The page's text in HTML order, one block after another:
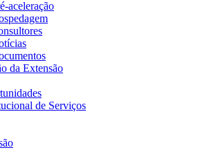
aceleração
da Extensão
de Serviços